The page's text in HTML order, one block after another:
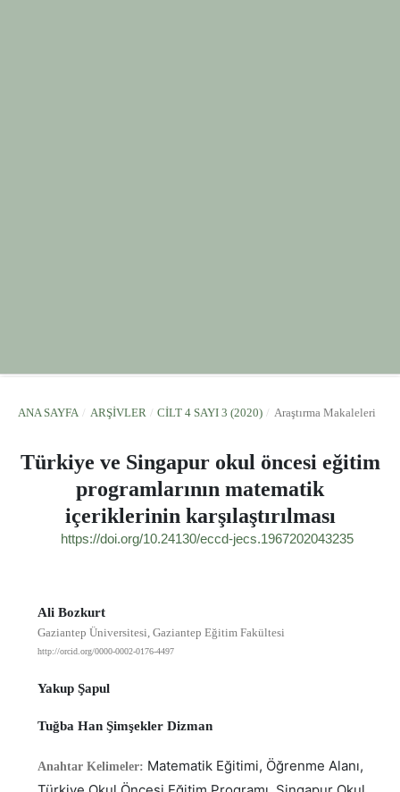
ANA SAYFA / ARŞIVLER / CILT 4 SAYI 3 (2020) / Araştırma Makaleleri
Türkiye ve Singapur okul öncesi eğitim
programlarının matematik
içeriklerinin karşılaştırılması
https://doi.org/10.24130/eccd-jecs.1967202043235
Ali Bozkurt
Gaziantep Üniversitesi, Gaziantep Eğitim Fakültesi
http://orcid.org/0000-0002-0176-4497
Yakup Şapul
Tuğba Han Şimşekler Dizman
Anahtar Kelimeler: Matematik Eğitimi, Öğrenme Alanı,